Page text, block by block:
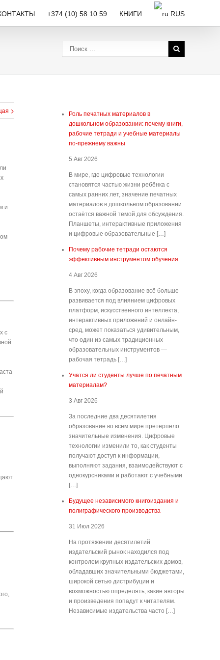
+374 (10) 58 10 59 КНИГИ RUS
и
с
Роль печатных материалов в
дошкольном образовании: почему книги,
рабочие тетради и учебные материалы
по-прежнему важны
5 Авг 2026
В мире, где цифровые технологии
становятся частью жизни ребёнка с
самых ранних лет, значение печатных
материалов в дошкольном образовании
остаётся важной темой для обсуждения.
Планшеты, интерактивные приложения
и цифровые образовательные […]
Почему рабочие тетради остаются
эффективным инструментом обучения
4 Авг 2026
В эпоху, когда образование всё больше
развивается под влиянием цифровых
платформ, искусственного интеллекта,
интерактивных приложений и онлайн-
сред, может показаться удивительным,
что один из самых традиционных
образовательных инструментов —
рабочая тетрадь […]
Учатся ли студенты лучше по печатным
материалам?
3 Авг 2026
За последние два десятилетия
образование во всём мире претерпело
значительные изменения. Цифровые
технологии изменили то, как студенты
получают доступ к информации,
выполняют задания, взаимодействуют с
однокурсниками и работают с учебными
[…]
Будущее независимого книгоиздания и
полиграфического производства
31 Июл 2026
На протяжении десятилетий
издательский рынок находился под
контролем крупных издательских домов,
обладавших значительными бюджетами,
широкой сетью дистрибуции и
возможностью определять, какие авторы
и произведения попадут к читателям.
Независимые издательства часто […]